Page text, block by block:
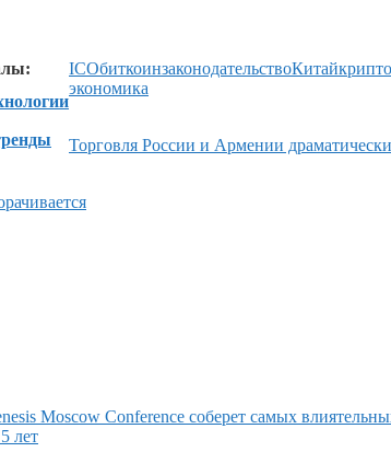
ICOбиткоинзаконодательствоКитай
экономика
Торговля России и Армении
Moscow Conference соберет самых
лет